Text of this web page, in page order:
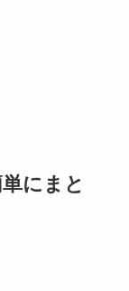
にまと